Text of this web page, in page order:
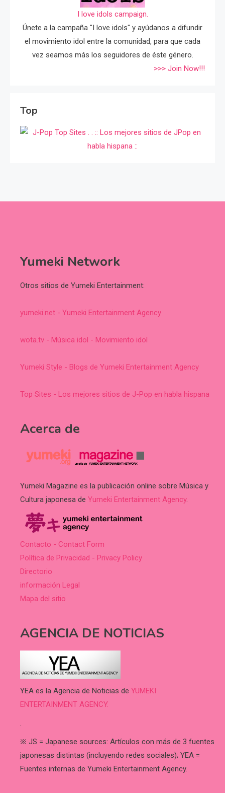
I love idols campaign.
Únete a la campaña "I love idols" y ayúdanos a difundir
el movimiento idol entre la comunidad, para que cada
vez seamos más los seguidores de éste género.
>>> Join Now!!!
Top
Yumeki Network
Otros sitios de Yumeki Entertainment:
yumeki.net - Yumeki Entertainment Agency
wota.tv - Música idol - Movimiento idol
Yumeki Style - Blogs de Yumeki Entertainment Agency
Top Sites - Los mejores sitios de J-Pop en habla hispana
Acerca de
Yumeki Magazine es la publicación online sobre Música y
Cultura japonesa de Yumeki Entertainment Agency.
Contacto - Contact Form
Política de Privacidad - Privacy Policy
Directorio
información Legal
Mapa del sitio
AGENCIA DE NOTICIAS
YEA es la Agencia de Noticias de YUMEKI
ENTERTAINMENT AGENCY.
.
※ JS = Japanese sources: Artículos con más de 3 fuentes
japonesas distintas (incluyendo redes sociales); YEA =
Fuentes internas de Yumeki Entertainment Agency.